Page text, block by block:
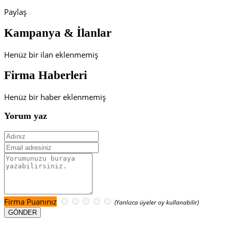
Paylaş
Kampanya & İlanlar
Henüz bir ilan eklenmemiş
Firma Haberleri
Henüz bir haber eklenmemiş
Yorum yaz
Firma Puanınız (Yanlızca üyeler oy kullanabilir)